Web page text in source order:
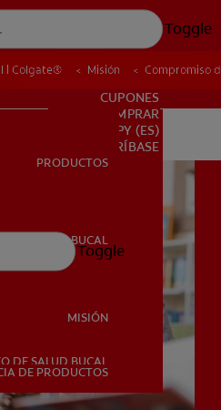
Toggle
PRODUCTOS
SALUD BUCAL
PARA PROFESIONALES
CUPONES
DONDE COMPRAR
PY (ES)
SUSCRÍBASE
PRODUCTOS
SALUD BUCAL
MISIÓN
DE SALUD BUCAL
DE PRODUCTOS
Toggle
| Colgate® Misión Compromiso